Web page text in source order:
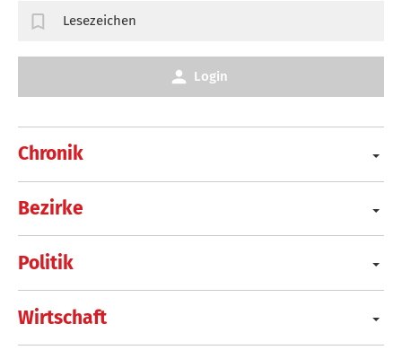
Chronik
Bezirke
Politik
Wirtschaft
Lesezeichen
Login